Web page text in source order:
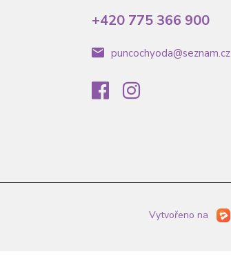
+420 775 366 900
puncochyoda@seznam.cz
Vytvořeno na